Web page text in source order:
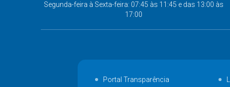
Segunda-feira à Sexta-feira: 07:45 às 11:45 e das 13:00 às
17:00
Portal Transparência